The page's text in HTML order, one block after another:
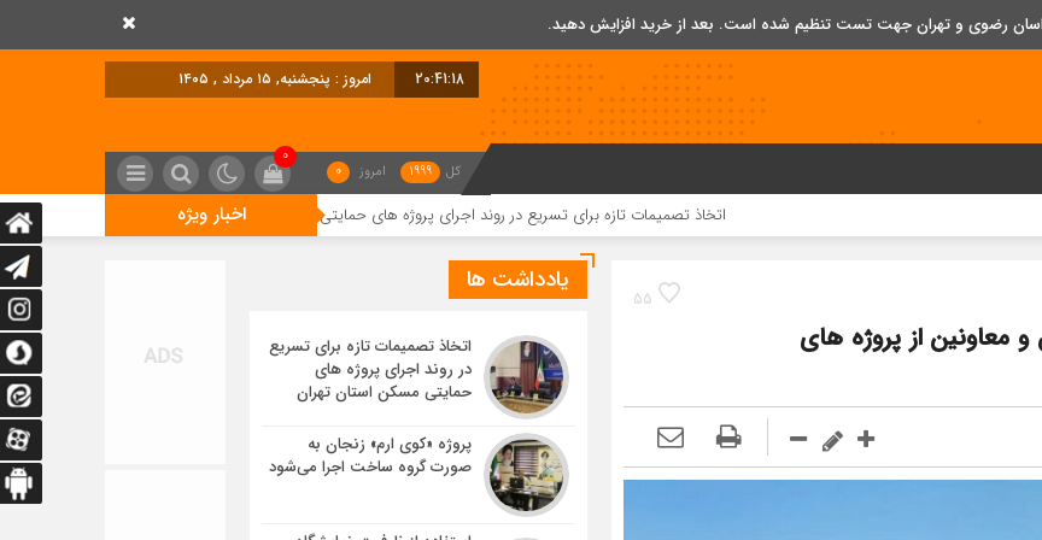
رضوی و تهران جهت تست تنظیم شده است. بعد از خرید افزایش دهید.
20:41:19 امروز : پنجشنبه, ۱۵ مرداد , ۱۴۰۵
کل 1999 امروز 0
0
اخبار ویژه اتخاذ تصمیمات تازه برای تسریع در روند اجرای پروژه های حمایتی مسکن استان تهران پروژه «کوی ارم» زنجان به صورت
55
معاونین از پروژه های
یادداشت ها
اتخاذ تصمیمات تازه برای تسریع
در روند اجرای پروژه های
حمایتی مسکن استان تهران
پروژه «کوی ارم» زنجان به
صورت گروه ساخت اجرا می‌شود